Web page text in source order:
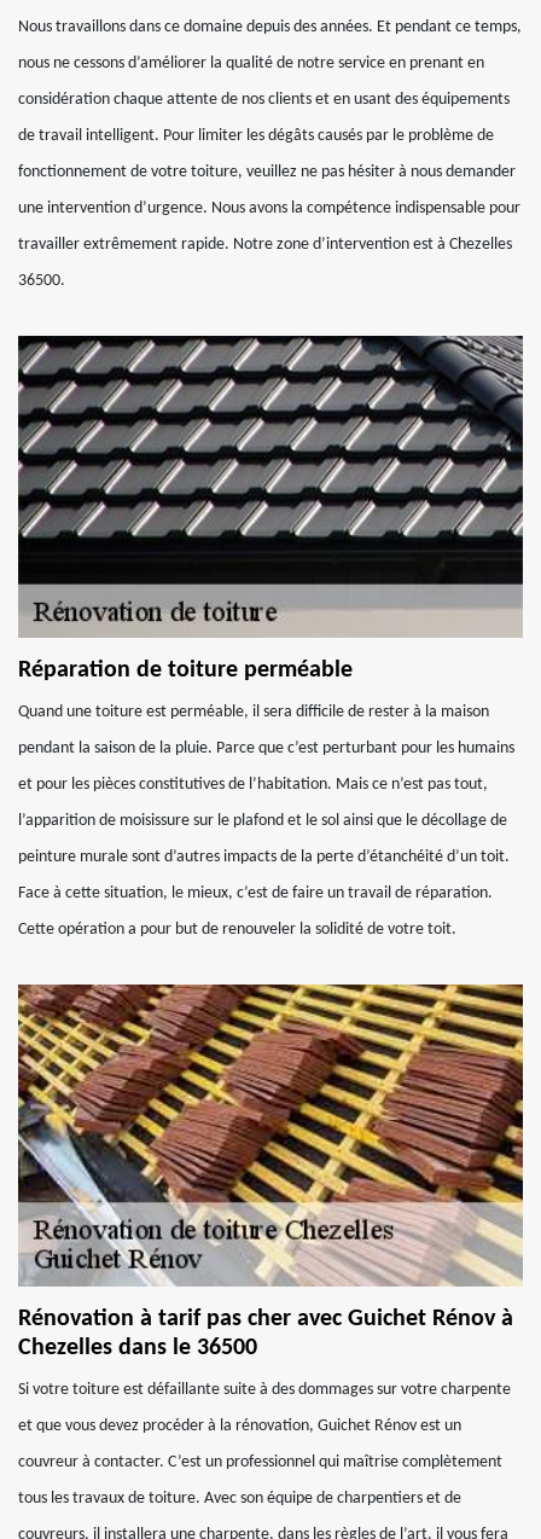
Nous travaillons dans ce domaine depuis des années. Et pendant ce temps,
nous ne cessons d’améliorer la qualité de notre service en prenant en
considération chaque attente de nos clients et en usant des équipements
de travail intelligent. Pour limiter les dégâts causés par le problème de
fonctionnement de votre toiture, veuillez ne pas hésiter à nous demander
une intervention d’urgence. Nous avons la compétence indispensable pour
travailler extrêmement rapide. Notre zone d’intervention est à Chezelles
36500.
Réparation de toiture perméable
Quand une toiture est perméable, il sera difficile de rester à la maison
pendant la saison de la pluie. Parce que c’est perturbant pour les humains
et pour les pièces constitutives de l’habitation. Mais ce n’est pas tout,
l’apparition de moisissure sur le plafond et le sol ainsi que le décollage de
peinture murale sont d’autres impacts de la perte d’étanchéité d’un toit.
Face à cette situation, le mieux, c’est de faire un travail de réparation.
Cette opération a pour but de renouveler la solidité de votre toit.
Rénovation à tarif pas cher avec Guichet Rénov à
Chezelles dans le 36500
Si votre toiture est défaillante suite à des dommages sur votre charpente
et que vous devez procéder à la rénovation, Guichet Rénov est un
couvreur à contacter. C’est un professionnel qui maîtrise complètement
tous les travaux de toiture. Avec son équipe de charpentiers et de
couvreurs, il installera une charpente, dans les règles de l’art. il vous fera